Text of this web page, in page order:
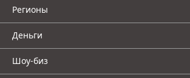
Регионы
Деньги
Шоу-биз